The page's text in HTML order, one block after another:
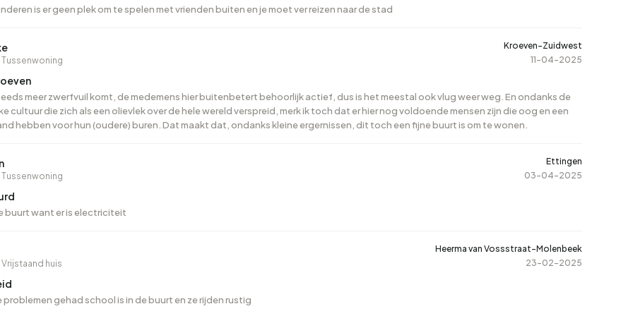
dat past.
vind je het actuele huuraanbod in Roosendaal gecombineerd met buurtscores en echte bewonersreviews, zodat je niet alleen de
een landelijker alternatief en in
overzichtspagina vanNoord-Brabant.
is er geen plek om te spelen met vrienden buiten en je moet ver reizen naar de stad
Tussenwoning
Kroeven-Zuidwest
11-04-2025
meer zwerfvuil komt, de medemens hier buitenbetert behoorlijk actief, dus is het meestal ook vlug weer weg. En ondanks de
cultuur die zich als een olievlek over de hele wereld verspreid, merk ik toch dat er hier nog voldoende mensen zijn die oog en een
hebben voor hun (oudere) buren. Dat maakt dat, ondanks kleine ergernissen, dit toch een fijne buurt is om te wonen.
Tussenwoning
Ettingen
03-04-2025
buurt want er is electriciteit
Vrijstaand huis
Heerma van Vossstraat-Molenbeek
23-02-2025
problemen gehad school is in de buurt en ze rijden rustig